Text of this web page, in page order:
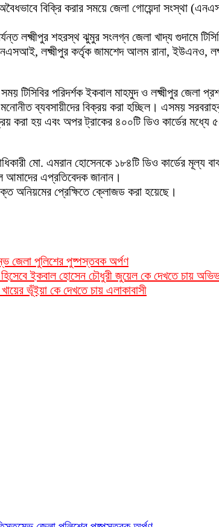
অবৈধভাবে বিক্রি করার সময়ে জেলা গোয়েন্দা
লক্ষ্মীপুর শহরস্থ ঝুমুর সংলগ্ন জেলা খাদ্য গুদামে
লক্ষ্মীপুর কর্তৃক জামশেদ আলম রানা, ইউএনও,
টিসিবির পরিদর্শক ইকবাল মাহমুদ ও লক্ষ্মীপুর জেলা
মনোনীত ব্যবসায়ীদের বিক্রয় করা হচ্ছিল। এসময়
করা হয় এবং অপর ট্রাকের ৪০০টি ডিও কার্ডের মধ্যে
মো. এমরান হোসেনকে ১৮৪টি ডিও কার্ডের মূল্য
আমাদের এপ্রতিবেদক জানান।
অনিয়মের প্রেক্ষিতে ক্লোজড করা হয়েছে।
জেলা পুলিশের পুষ্পস্তবক অর্পণ
হিসেবে ইকবাল হোসেন চৌধুরী জুয়েল কে দেখতে চায়
ভূঁইয়া কে দেখতে চায় এলাকাবাসী